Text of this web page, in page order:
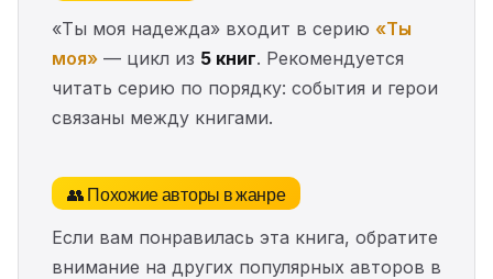
«Ты моя надежда» входит в серию «Ты
моя» — цикл из 5 книг. Рекомендуется
читать серию по порядку: события и герои
связаны между книгами.
👥 Похожие авторы в жанре
Если вам понравилась эта книга, обратите
внимание на других популярных авторов в